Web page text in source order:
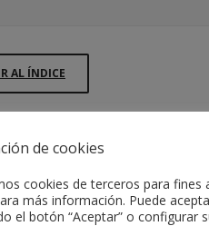
AL ÍNDICE
de cookies
cookies de terceros para fines
más información. Puede
el botón “Aceptar” o configurar